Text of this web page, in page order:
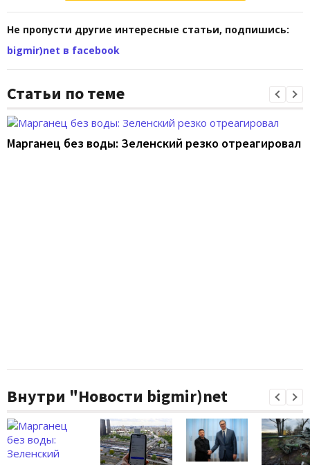
Не пропусти другие интересные статьи, подпишись:
bigmir)net в facebook
Статьи по теме
Марганец без воды: Зеленский резко отреагировал
Внутри "Новости bigmir)net